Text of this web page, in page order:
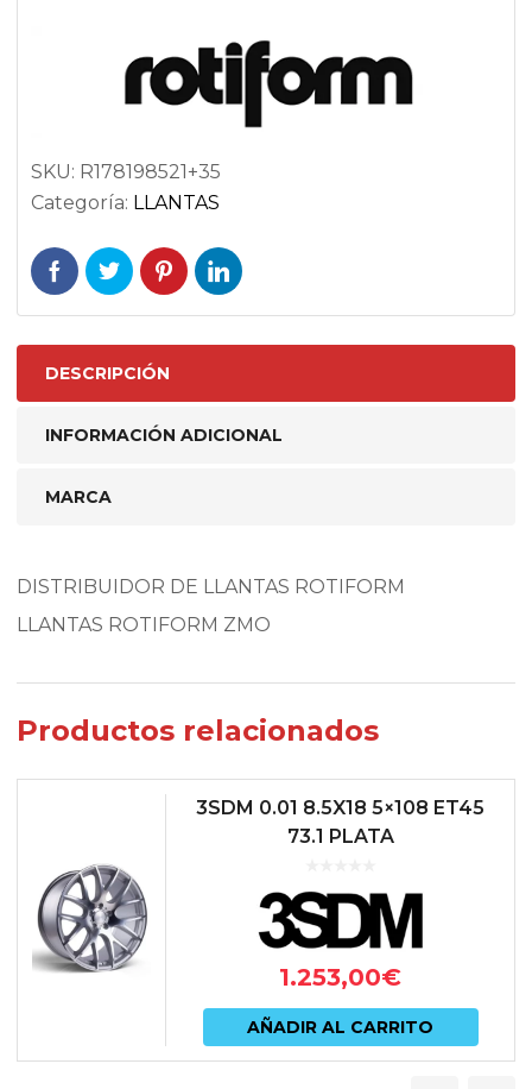
SKU: R178198521+35
Categoría: LLANTAS
DESCRIPCIÓN
INFORMACIÓN ADICIONAL
MARCA
DISTRIBUIDOR DE LLANTAS ROTIFORM
LLANTAS ROTIFORM ZMO
Productos relacionados
3SDM 0.01 8.5X18 5×108 ET45
73.1 PLATA
1.253,00€
AÑADIR AL CARRITO